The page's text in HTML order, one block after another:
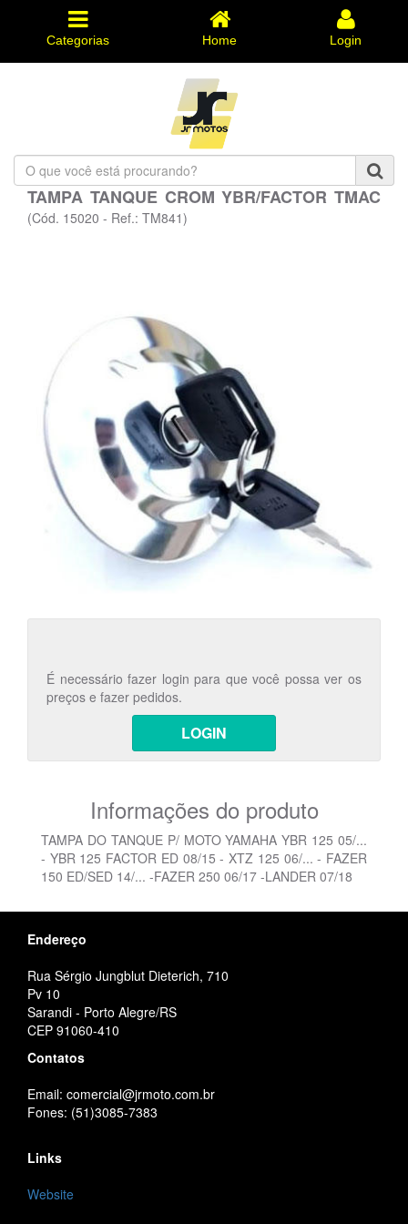
Categorias Home Login
O
que
você
está
TAMPA TANQUE CROM YBR/FACTOR TMAC
(Cód. 15020 - Ref.: TM841)
É necessário fazer login para que você possa ver os
preços e fazer pedidos.
LOGIN
Informações do produto
TAMPA DO TANQUE P/ MOTO YAMAHA YBR 125 05/...
- YBR 125 FACTOR ED 08/15 - XTZ 125 06/... - FAZER
150 ED/SED 14/... -FAZER 250 06/17 -LANDER 07/18
Endereço
Rua Sérgio Jungblut Dieterich, 710
Pv 10
Sarandi - Porto Alegre/RS
CEP 91060-410
Contatos
Email: comercial@jrmoto.com.br
Fones: (51)3085-7383
Links
Website